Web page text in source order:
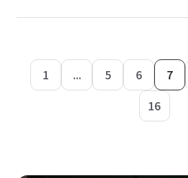
1 ... 5 6 7
16